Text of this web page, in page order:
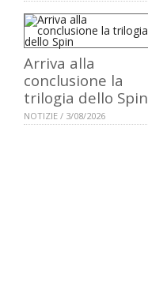
Arriva alla
conclusione la
trilogia dello Spin
NOTIZIE / 3/08/2026